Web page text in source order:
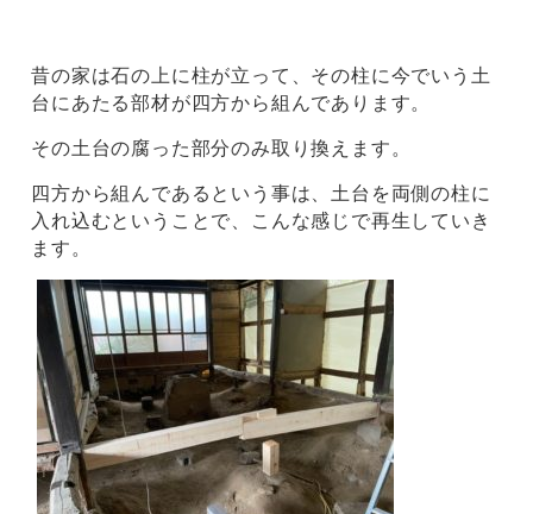
昔の家は石の上に柱が立って、その柱に今でいう土
台にあたる部材が四方から組んであります。
その土台の腐った部分のみ取り換えます。
四方から組んであるという事は、土台を両側の柱に
入れ込むということで、こんな感じで再生していき
ます。